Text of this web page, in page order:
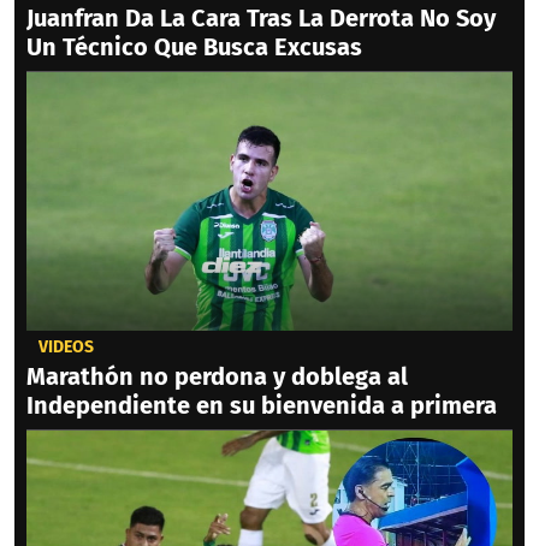
Juanfran Da La Cara Tras La Derrota No Soy
Un Técnico Que Busca Excusas
VIDEOS
Marathón no perdona y doblega al
Independiente en su bienvenida a primera